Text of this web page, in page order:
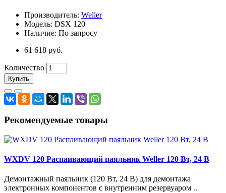
Производитель: Weller
Модель: DSX 120
Наличие: По запросу
61 618 руб.
Количество
Купить
Рекомендуемые товары
WXDV 120 Распаивающий паяльник Weller 120 Вт, 24 В
Демонтажный паяльник (120 Вт, 24 В) для демонтажа
электронных компонентов с внутренним резервуаром ..